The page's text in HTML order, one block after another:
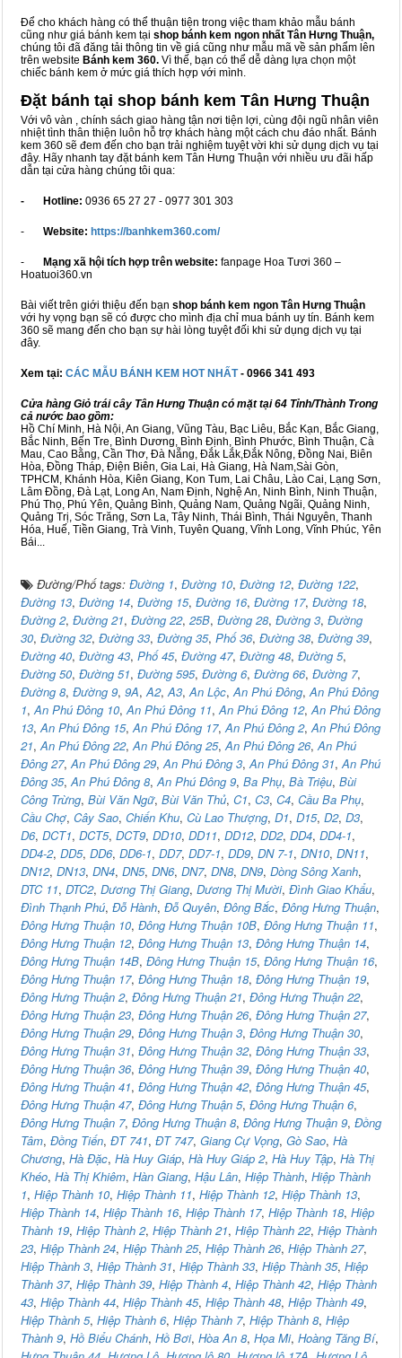
Để cho khách hàng có thể thuận tiện trong việc tham khảo mẫu bánh
cũng như giá bánh kem tại shop bánh kem ngon nhất Tân Hưng Thuận,
chúng tôi đã đăng tải thông tin về giá cũng như mẫu mã về sản phẩm lên
trên website Bánh kem 360. Vì thế, bạn có thể dễ dàng lựa chọn một
chiếc bánh kem ở mức giá thích hợp với mình.
Đặt bánh tại shop bánh kem Tân Hưng Thuận
Với vô vàn , chính sách giao hàng tận nơi tiện lợi, cùng đội ngũ nhân viên
nhiệt tình thân thiện luôn hỗ trợ khách hàng một cách chu đáo nhất. Bánh
kem 360 sẽ đem đến cho bạn trải nghiệm tuyệt vời khi sử dụng dịch vụ tại
đây. Hãy nhanh tay đặt bánh kem Tân Hưng Thuận với nhiều ưu đãi hấp
dẫn tại cửa hàng chúng tôi qua:
- Hotline: 0936 65 27 27 - 0977 301 303
- Website: https://banhkem360.com/
- Mạng xã hội tích hợp trên website: fanpage Hoa Tươi 360 –
Hoatuoi360.vn
Bài viết trên giới thiệu đến bạn shop bánh kem ngon Tân Hưng Thuận
với hy vọng bạn sẽ có được cho mình địa chỉ mua bánh uy tín. Bánh kem
360 sẽ mang đến cho bạn sự hài lòng tuyệt đối khi sử dụng dịch vụ tại
đây.
Xem tại: CÁC MẪU BÁNH KEM HOT NHẤT- 0966 341 493
Cửa hàng Giỏ trái cây Tân Hưng Thuận có mặt tại 64 Tỉnh/Thành Trong
cả nước bao gồm:
Hồ Chí Minh, Hà Nội, An Giang, Vũng Tàu, Bạc Liêu, Bắc Kạn, Bắc Giang,
Bắc Ninh, Bến Tre, Bình Dương, Bình Định, Bình Phước, Bình Thuận, Cà
Mau, Cao Bằng, Cần Thơ, Đà Nẵng, Đắk Lắk,Đắk Nông, Đồng Nai, Biên
Hòa, Đồng Tháp, Điện Biên, Gia Lai, Hà Giang, Hà Nam,Sài Gòn,
TPHCM, Khánh Hòa, Kiên Giang, Kon Tum, Lai Châu, Lào Cai, Lạng Sơn,
Lâm Đồng, Đà Lạt, Long An, Nam Định, Nghệ An, Ninh Bình, Ninh Thuận,
Phú Thọ, Phú Yên, Quảng Bình, Quảng Nam, Quảng Ngãi, Quảng Ninh,
Quảng Trị, Sóc Trăng, Sơn La, Tây Ninh, Thái Bình, Thái Nguyên, Thanh
Hóa, Huế, Tiền Giang, Trà Vinh, Tuyên Quang, Vĩnh Long, Vĩnh Phúc, Yên
Bái...
Đường/Phố tags: Đường 1, Đường 10, Đường 12, Đường 122,
Đường 13, Đường 14, Đường 15, Đường 16, Đường 17, Đường 18,
Đường 2, Đường 21, Đường 22, 25B, Đường 28, Đường 3, Đường
30, Đường 32, Đường 33, Đường 35, Phố 36, Đường 38, Đường 39,
Đường 40, Đường 43, Phố 45, Đường 47, Đường 48, Đường 5,
Đường 50, Đường 51, Đường 595, Đường 6, Đường 66, Đường 7,
Đường 8, Đường 9, 9A,A2,A3,An Lộc,An Phú Đông,An Phú Đông
1,An Phú Đông 10,An Phú Đông 11,An Phú Đông 12,An Phú Đông
13,An Phú Đông 15,An Phú Đông 17,An Phú Đông 2,An Phú Đông
21,An Phú Đông 22,An Phú Đông 25,An Phú Đông 26,An Phú
Đông 27,An Phú Đông 29,An Phú Đông 3,An Phú Đông 31,An Phú
Đông 35,An Phú Đông 8,An Phú Đông 9, Ba Phụ, Bà Triệu, Bùi
Công Trừng, Bùi Văn Ngữ, Bùi Văn Thủ, C1, C3, C4, Cầu Ba Phụ,
Cầu Chợ, Cây Sao, Chiến Khu, Cù Lao Thượng, D1, D15, D2, D3,
D6, DCT1, DCT5, DCT9, DD10, DD11, DD12, DD2, DD4, DD4-1,
DD4-2, DD5, DD6, DD6-1, DD7, DD7-1, DD9, DN 7-1, DN10, DN11,
DN12, DN13, DN4, DN5, DN6, DN7, DN8, DN9, Dòng Sông Xanh,
DTC 11, DTC2, Dương Thị Giang, Dương Thị Mười, Đình Giao Khẩu,
Đình Thạnh Phú, Đỗ Hành, Đỗ Quyên, Đông Bắc, Đông Hưng Thuận,
Đông Hưng Thuận 10, Đông Hưng Thuận 10B, Đông Hưng Thuận 11,
Đông Hưng Thuận 12, Đông Hưng Thuận 13, Đông Hưng Thuận 14,
Đông Hưng Thuận 14B, Đông Hưng Thuận 15, Đông Hưng Thuận 16,
Đông Hưng Thuận 17, Đông Hưng Thuận 18, Đông Hưng Thuận 19,
Đông Hưng Thuận 2, Đông Hưng Thuận 21, Đông Hưng Thuận 22,
Đông Hưng Thuận 23, Đông Hưng Thuận 26, Đông Hưng Thuận 27,
Đông Hưng Thuận 29, Đông Hưng Thuận 3, Đông Hưng Thuận 30,
Đông Hưng Thuận 31, Đông Hưng Thuận 32, Đông Hưng Thuận 33,
Đông Hưng Thuận 36, Đông Hưng Thuận 39, Đông Hưng Thuận 40,
Đông Hưng Thuận 41, Đông Hưng Thuận 42, Đông Hưng Thuận 45,
Đông Hưng Thuận 47, Đông Hưng Thuận 5, Đông Hưng Thuận 6,
Đông Hưng Thuận 7, Đông Hưng Thuận 8, Đông Hưng Thuận 9, Đồng
Tâm, Đồng Tiến, ĐT 741, ĐT 747, Giang Cự Vọng, Gò Sao, Hà
Chương, Hà Đặc, Hà Huy Giáp, Hà Huy Giáp 2, Hà Huy Tập, Hà Thị
Khéo, Hà Thị Khiêm, Hàn Giang, Hậu Lân, Hiệp Thành, Hiệp Thành
1, Hiệp Thành 10, Hiệp Thành 11, Hiệp Thành 12, Hiệp Thành 13,
Hiệp Thành 14, Hiệp Thành 16, Hiệp Thành 17, Hiệp Thành 18, Hiệp
Thành 19, Hiệp Thành 2, Hiệp Thành 21, Hiệp Thành 22, Hiệp Thành
23, Hiệp Thành 24, Hiệp Thành 25, Hiệp Thành 26, Hiệp Thành 27,
Hiệp Thành 3, Hiệp Thành 31, Hiệp Thành 33, Hiệp Thành 35, Hiệp
Thành 37, Hiệp Thành 39, Hiệp Thành 4, Hiệp Thành 42, Hiệp Thành
43, Hiệp Thành 44, Hiệp Thành 45, Hiệp Thành 48, Hiệp Thành 49,
Hiệp Thành 5, Hiệp Thành 6, Hiệp Thành 7, Hiệp Thành 8, Hiệp
Thành 9, Hồ Biểu Chánh, Hồ Bơi, Hòa An 8, Họa Mi, Hoàng Tăng Bí,